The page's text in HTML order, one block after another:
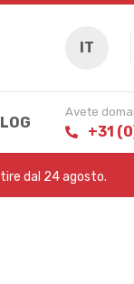
IT
Avete
+31
dal 24 agosto.